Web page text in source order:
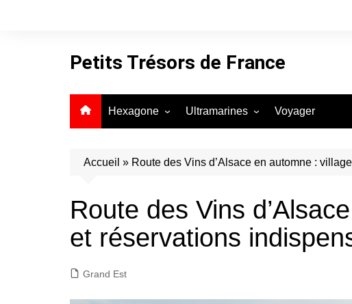
Petits Trésors de France
Hexagone
Bourgogne-Franche-Comté
Centre-Val de Loire
Corse
Hauts-de-France
Île-de-France
Ultramarines
Guyane
Martinique
Mayotte
Voyager
Accueil » Route des Vins d’Alsace en automne :
Route des Vins
et réservations
Grand Est